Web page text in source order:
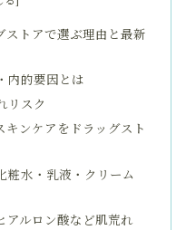
ストアで選ぶ理由と最新
内的要因とは
リスク
ンケアをドラッグスト
粧水・乳液・クリーム
アルロン酸など肌荒れ